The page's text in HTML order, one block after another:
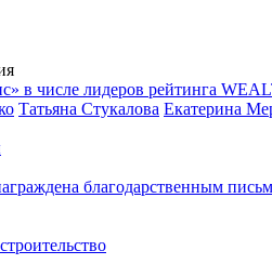
в числе лидеров рейтинга
Татьяна Стукалова Екатерина
благодарственным